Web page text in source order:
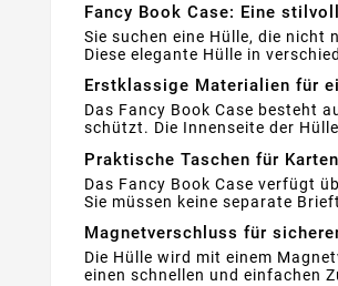
Fancy Book Case: Eine
Sie suchen eine Hülle, die
Diese elegante Hülle in
Erstklassige Materialien für
Das Fancy Book Case besteht
schützt. Die Innenseite der
Praktische Taschen für
Das Fancy Book Case verfügt
Sie müssen keine separate
Magnetverschluss für
Die Hülle wird mit einem
einen schnellen und einfachen